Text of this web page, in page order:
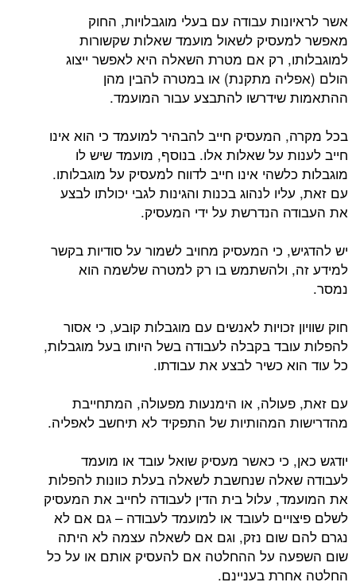
אשר לראיונות עבודה עם בעלי מוגבלויות, החוק
מאפשר למעסיק לשאול מועמד שאלות שקשורות
למוגבלותו, רק אם מטרת השאלה היא לאפשר ייצוג
הולם (אפליה מתקנת) או במטרה להבין מהן
ההתאמות שידרשו להתבצע עבור המועמד.
בכל מקרה, המעסיק חייב להבהיר למועמד כי הוא אינו
חייב לענות על שאלות אלו. בנוסף, מועמד שיש לו
מוגבלות כלשהי אינו חייב לדווח למעסיק על מוגבלותו.
עם זאת, עליו לנהוג בכנות והגינות לגבי יכולתו לבצע
את העבודה הנדרשת על ידי המעסיק.
יש להדגיש, כי המעסיק מחויב לשמור על סודיות בקשר
למידע זה, ולהשתמש בו רק למטרה שלשמה הוא
נמסר.
חוק שוויון זכויות לאנשים עם מוגבלות קובע, כי אסור
להפלות עובד בקבלה לעבודה בשל היותו בעל מוגבלות,
כל עוד הוא כשיר לבצע את עבודתו.
עם זאת, פעולה, או הימנעות מפעולה, המתחייבת
מהדרישות המהותיות של התפקיד לא תיחשב לאפליה.
יודגש כאן, כי כאשר מעסיק שואל עובד או מועמד
לעבודה שאלה שנחשבת לשאלה בעלת כוונות להפלות
את המועמד, עלול בית הדין לעבודה לחייב את המעסיק
לשלם פיצויים לעובד או למועמד לעבודה – גם אם לא
נגרם להם שום נזק, וגם אם לשאלה עצמה לא היתה
שום השפעה על ההחלטה אם להעסיק אותם או על כל
החלטה אחרת בעניינם.